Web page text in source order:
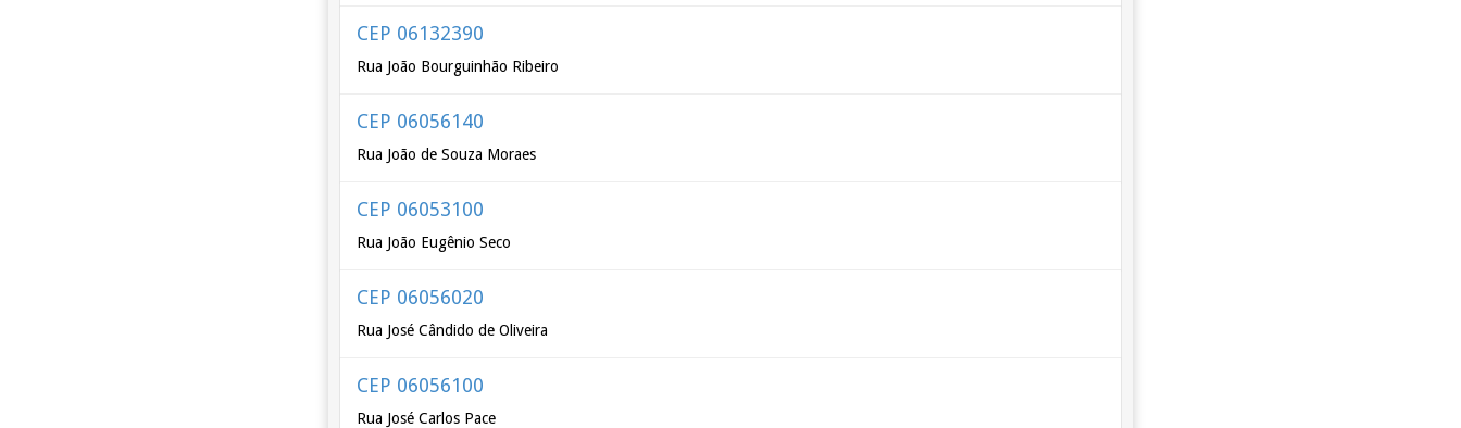
CEP 06132390
Rua João Bourguinhão Ribeiro
CEP 06056140
Rua João de Souza Moraes
CEP 06053100
Rua João Eugênio Seco
CEP 06056020
Rua José Cândido de Oliveira
CEP 06056100
Rua José Carlos Pace